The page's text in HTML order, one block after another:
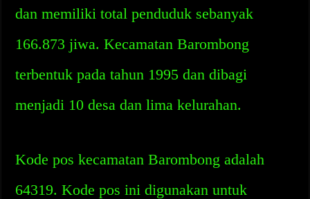
dan memiliki total penduduk sebanyak
166.873 jiwa. Kecamatan Barombong
terbentuk pada tahun 1995 dan dibagi
menjadi 10 desa dan lima kelurahan.
Kode pos kecamatan Barombong adalah
64319. Kode pos ini digunakan untuk